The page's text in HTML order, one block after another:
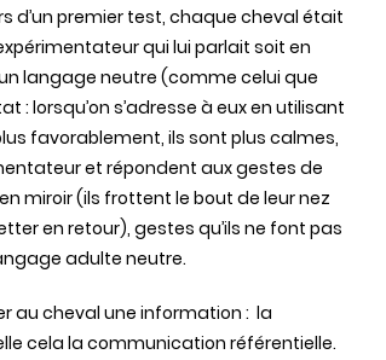
d’un premier test, chaque cheval était
qui lui parlait soit en
langage neutre (comme celui que
: lorsqu’on s’adresse à eux en utilisant
favorablement, ils sont plus calmes,
et répondent aux gestes de
miroir (ils frottent le bout de leur nez
en retour), gestes qu’ils ne font pas
adulte neutre.
au cheval une information : la
cela la communication référentielle.